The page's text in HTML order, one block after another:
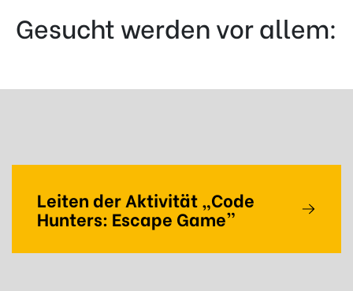
Gesucht werden vor allem:
Leiten der Aktivität „Code
Hunters: Escape Game”